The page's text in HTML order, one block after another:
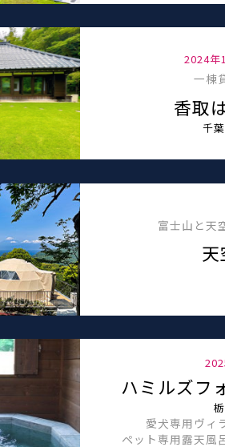
2024年
一棟
香取
千
富士山と天
天
ハミルズフ
愛犬専用ヴィ
ペット専用露天風